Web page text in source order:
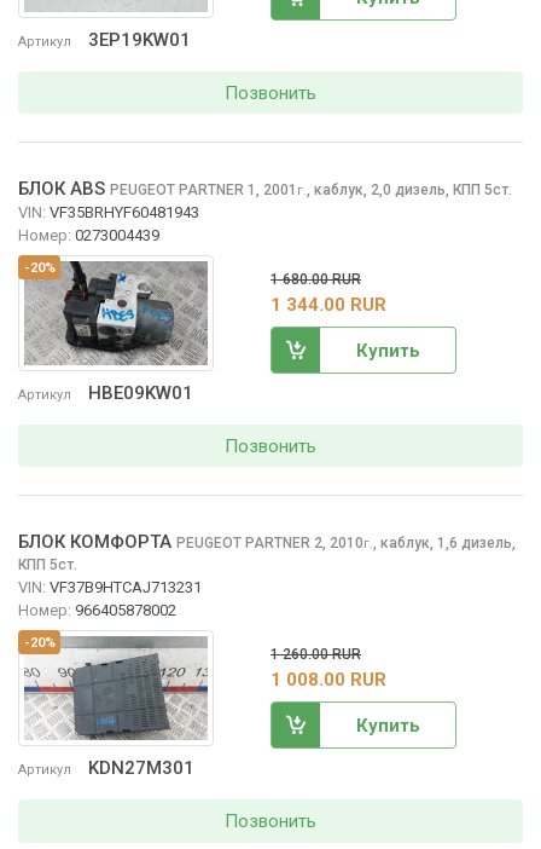
Артикул 3EP19KW01
Позвонить
-20%
Артикул HBE09KW01
БЛОК ABS PEUGEOT PARTNER 1, 2001 г., каблук, 2,0 дизель, КПП 5ст.
VIN: VF35BRHYF60481943
Номер: 0273004439
1 680.00 RUR
1 344.00 RUR
Купить
Позвонить
-20%
Артикул KDN27M301
БЛОК КОМФОРТА PEUGEOT PARTNER 2, 2010г., каблук, 1,6 дизель,
КПП 5ст.
VIN: VF37B9HTCAJ713231
Номер: 966405878002
1 260.00 RUR
1 008.00 RUR
Купить
Позвонить